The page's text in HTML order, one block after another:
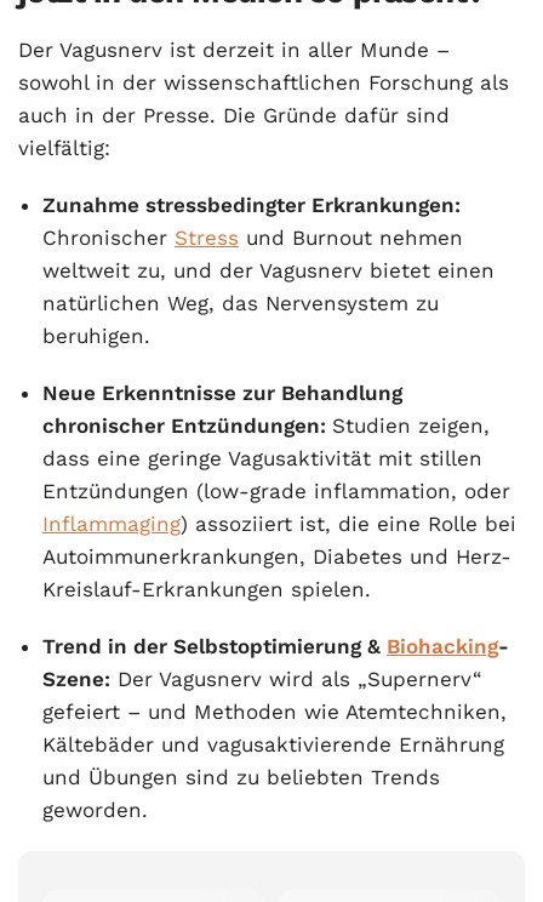
Der Vagusnerv ist derzeit in aller Munde –
sowohl in der wissenschaftlichen Forschung als
auch in der Presse. Die Gründe dafür sind
vielfältig:
Zunahme stressbedingter Erkrankungen:
Chronischer Stress und Burnout nehmen
weltweit zu, und der Vagusnerv bietet einen
natürlichen Weg, das Nervensystem zu
beruhigen.
Neue Erkenntnisse zur Behandlung
chronischer Entzündungen: Studien zeigen,
dass eine geringe Vagusaktivität mit stillen
Entzündungen (low-grade inflammation, oder
Inflammaging) assoziiert ist, die eine Rolle bei
Autoimmunerkrankungen, Diabetes und Herz-
Kreislauf-Erkrankungen spielen.
Trend in der Selbstoptimierung & Biohacking-
Szene: Der Vagusnerv wird als „Supernerv“
gefeiert – und Methoden wie Atemtechniken,
Kältebäder und vagusaktivierende Ernährung
und Übungen sind zu beliebten Trends
geworden.